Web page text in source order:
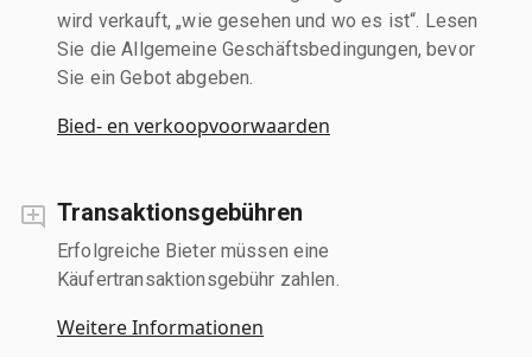
wird verkauft, „wie gesehen und wo es ist“. Lesen
Sie die Allgemeine Geschäftsbedingungen, bevor
Sie ein Gebot abgeben.
Bied- en verkoopvoorwaarden
Transaktionsgebühren
Erfolgreiche Bieter müssen eine
Käufertransaktionsgebühr zahlen.
Weitere Informationen